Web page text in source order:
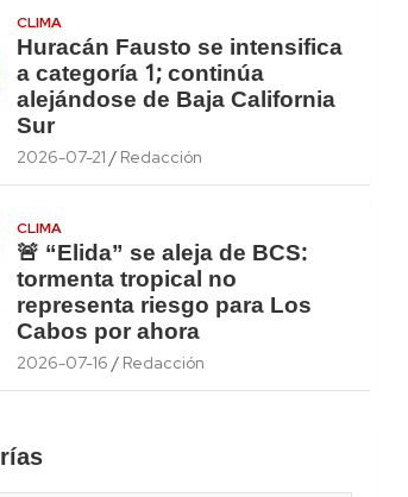
CLIMA
Huracán Fausto se intensifica
a categoría 1; continúa
alejándose de Baja California
Sur
2026-07-21 Redacción
CLIMA
🚨 “Elida” se aleja de BCS:
tormenta tropical no
representa riesgo para Los
Cabos por ahora
2026-07-16 Redacción